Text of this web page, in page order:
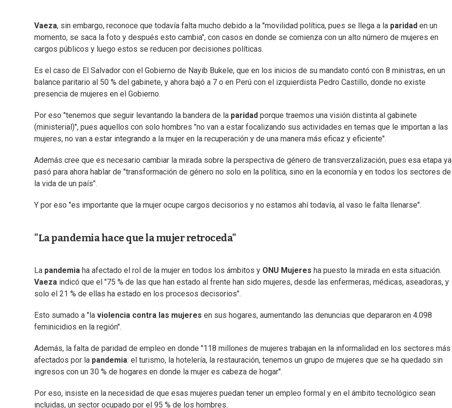
Vaeza, sin embargo, reconoce que todavía falta mucho debido a la "movilidad política, pues se llega a la paridad en un
momento, se saca la foto y después esto cambia", con casos en donde se comienza con un alto número de mujeres en
cargos públicos y luego estos se reducen por decisiones políticas.
Es el caso de El Salvador con el Gobierno de Nayib Bukele, que en los inicios de su mandato contó con 8 ministras, en un
balance paritario al 50 % del gabinete, y ahora bajó a 7 o en Perú con el izquierdista Pedro Castillo, donde no existe
presencia de mujeres en el Gobierno.
Por eso "tenemos que seguir levantando la bandera de la paridad porque traemos una visión distinta al gabinete
(ministerial)", pues aquellos con solo hombres "no van a estar focalizando sus actividades en temas que le importan a las
mujeres, no van a estar integrando a la mujer en la recuperación y de una manera más eficaz y eficiente".
Además cree que es necesario cambiar la mirada sobre la perspectiva de género de transverzalización, pues esa etapa ya
pasó para ahora hablar de "transformación de género no solo en la política, sino en la economía y en todos los sectores de
la vida de un país".
Y por eso "es importante que la mujer ocupe cargos decisorios y no estamos ahí todavía, al vaso le falta llenarse".
"La pandemia hace que la mujer retroceda"
La pandemia ha afectado el rol de la mujer en todos los ámbitos y ONU Mujeres ha puesto la mirada en esta situación.
Vaeza indicó que el "75 % de las que han estado al frente han sido mujeres, desde las enfermeras, médicas, aseadoras, y
solo el 21 % de ellas ha estado en los procesos decisorios".
Esto sumado a "la violencia contra las mujeres en sus hogares, aumentando las denuncias que depararon en 4.098
feminicidios en la región".
Además, la falta de paridad de empleo en donde "118 millones de mujeres trabajan en la informalidad en los sectores más
afectados por la pandemia: el turismo, la hotelería, la restauración, tenemos un grupo de mujeres que se ha quedado sin
ingresos con un 30 % de hogares en donde la mujer es cabeza de hogar".
Por eso, insiste en la necesidad de que esas mujeres puedan tener un empleo formal y en el ámbito tecnológico sean
incluidas, un sector ocupado por el 95 % de los hombres.